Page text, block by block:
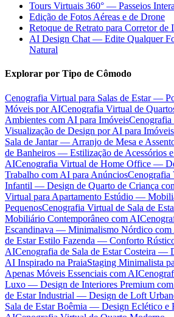
Tours Virtuais 360° — Passeios
Edição de Fotos Aéreas e de Drone
Retoque de Retrato para Corretor de
AI Design Chat — Edite Qualquer
Natural
Explorar por Tipo de Cômodo
Cenografia Virtual para Salas de Estar —
Móveis por AICenografia Virtual de
Ambientes com AI para Imóveis
Visualização de Design por AI para Imóveis
Sala de Jantar — Arranjo de Mesa e
de Banheiros — Estilização de Acessórios
AICenografia Virtual de Home Office —
Trabalho com AI para AnúnciosCenografia
Infantil — Design de Quarto de Criança
Virtual para Apartamento Estúdio —
PequenosCenografia Virtual de Sala de
Mobiliário Contemporâneo com AI
Escandinava — Minimalismo Nórdico
de Estar Estilo Fazenda — Conforto
AICenografia de Sala de Estar Costeira —
AI Inspirado na PraiaStaging Minimalista
Apenas Móveis Essenciais com AI
Luxo — Design de Interiores Premium
de Estar Industrial — Design de Loft
Sala de Estar Boêmia — Design Eclético e